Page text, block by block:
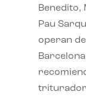
Benedito,
Pau
operan